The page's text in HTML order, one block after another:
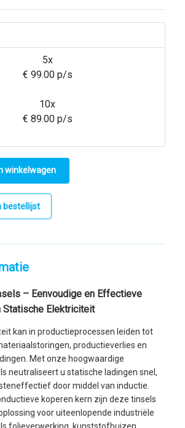
5x
€ 99.00 p/s
10x
€ 89.00 p/s
bestellijst
– Eenvoudige en Effectieve
Elektriciteit
kan in productieprocessen leiden tot
productieverlies en
Met onze hoogwaardige
neutraliseert u statische ladingen snel,
door middel van inductie.
koperen kern zijn deze tinsels
voor uiteenlopende industriële
folieverwerking, kunststofbuizen,